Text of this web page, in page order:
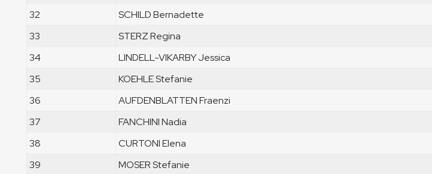
32
SCHILD Bernadette
33
STERZ Regina
34
LINDELL-VIKARBY Jessica
35
KOEHLE Stefanie
36
AUFDENBLATTEN Fraenzi
37
FANCHINI Nadia
38
CURTONI Elena
39
MOSER Stefanie